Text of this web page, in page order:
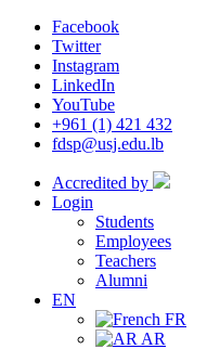
Facebook
Twitter
Instagram
LinkedIn
YouTube
+961 (1) 421 432
fdsp@usj.edu.lb
Accredited by
Login
Students
Employees
Teachers
Alumni
EN
FR
AR